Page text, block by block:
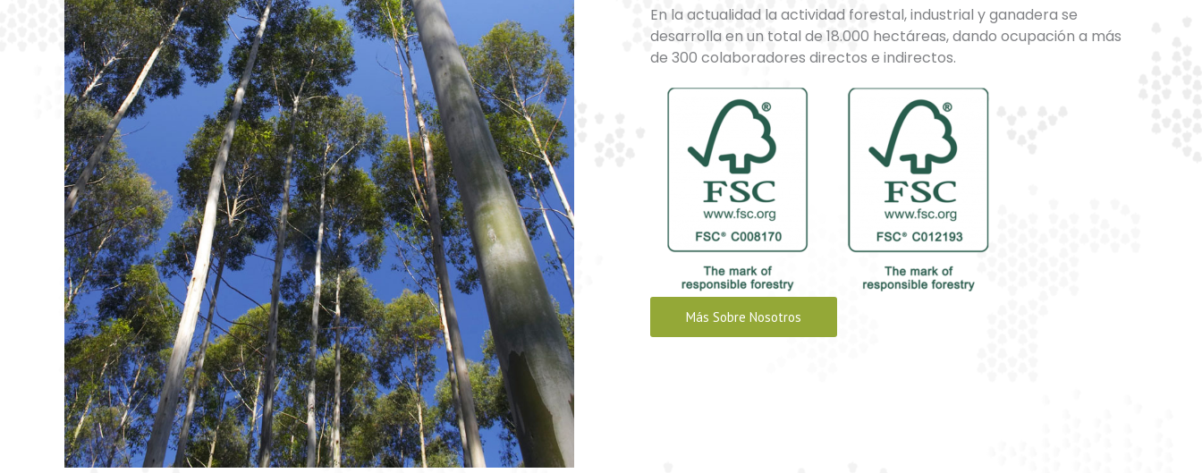
En la actualidad la actividad forestal, industrial y ganadera se
desarrolla en un total de 18.000 hectáreas, dando ocupación a más
de 300 colaboradores directos e indirectos.
Más Sobre Nosotros